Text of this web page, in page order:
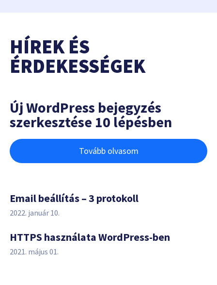
HÍREK ÉS
ÉRDEKESSÉGEK
Új WordPress bejegyzés
szerkesztése 10 lépésben
Tovább olvasom
Email beállítás – 3 protokoll
2022. január 10.
HTTPS használata WordPress-ben
2021. május 01.